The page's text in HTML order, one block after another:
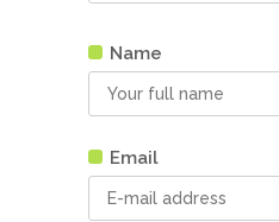
Name
Email